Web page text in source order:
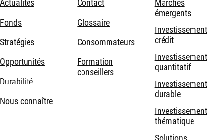
Actualités
Fonds
Stratégies
Opportunités
Durabilité
Nous connaître
Contact
Glossaire
Consommateurs
Formation
conseillers
Marchés
émergents
Investissement
crédit
Investissement
quantitatif
Investissement
durable
Investissement
thématique
Solutions